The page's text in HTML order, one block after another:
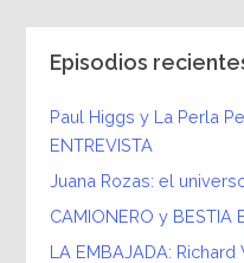
Episodios
Paul Higgs y La Perla
ENTREVISTA
Juana Rozas: el
CAMIONERO y
LA EMBAJADA: